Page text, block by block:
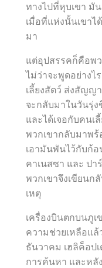
ทางไปที่หุบเขา มั
เมื่อที่แห่งนั้นเขา
มา
แต่อุปสรรคก็คือพ
ไม่ว่าจะพูดอย่างไ
เลี้ยงสัตว์ ส่งสัญญ
จะกลับมาในวันรุ่
และได้เจอกับคนเ
พวกเขากลับมาพ
เอามันพันไว้กับก้อ
คาเนสซา และ ปา
พวกเขาจึงเขียนก
เหตุ
เครื่องบินตกบนภูเ
ความช่วยเหลือแ
ธันวาคม เฮลิค็อป
การค้นหา และหลั